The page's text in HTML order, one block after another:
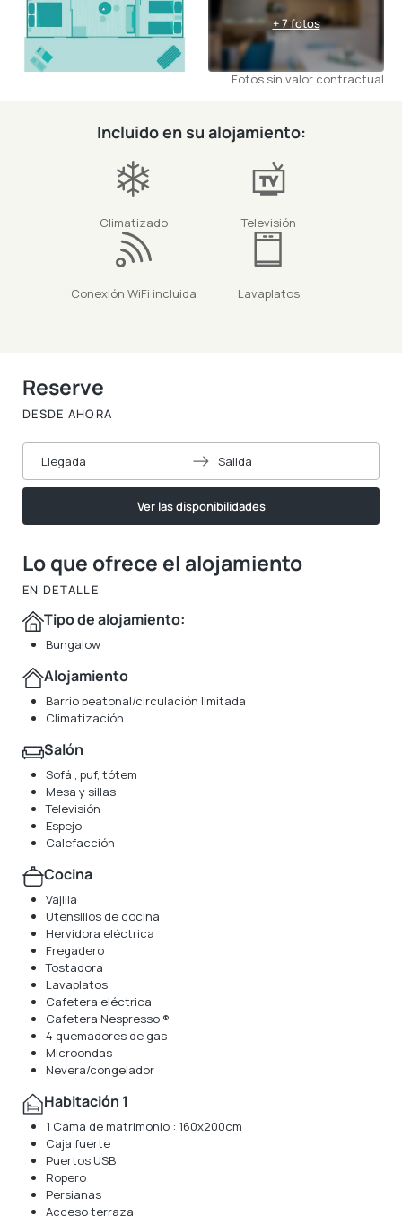
+ 7 fotos
Fotos sin valor contractual
Incluido en su alojamiento:
Climatizado Televisión
Conexión WiFi incluida Lavaplatos
Lo que ofrece el alojamiento
EN DETALLE
Tipo de alojamiento:
Bungalow
Alojamiento
Barrio peatonal/circulación limitada
Climatización
Salón
Sofá , puf, tótem
Mesa y sillas
Televisión
Espejo
Calefacción
Cocina
Vajilla
Utensilios de cocina
Hervidora eléctrica
Fregadero
Tostadora
Lavaplatos
Cafetera eléctrica
Cafetera Nespresso ®
4 quemadores de gas
Microondas
Nevera/congelador
Habitación 1
1 Cama de matrimonio : 160x200cm
Caja fuerte
Puertos USB
Ropero
Persianas
Acceso terraza
Reserve
DESDE AHORA
Llegada Salida
Ver las disponibilidades